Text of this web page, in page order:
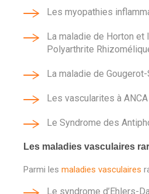
Les myopathies
La maladie de Horton et
Polyarthrite
La maladie de Gougerot-
Les vascularites à ANCA
Le Syndrome des
Les maladies vasculaires
Parmi les maladies vasculaires
Le syndrome d’Ehlers-